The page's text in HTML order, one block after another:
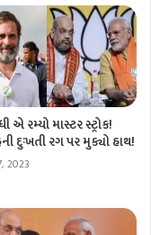
એ રમ્યો માસ્ટર સ્ટ્રોક!
દુઃખતી રગ પર મુક્યો હાથ!
2023